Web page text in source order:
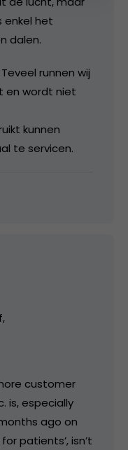
enkel het
dalen.
runnen wij
en wordt niet
kunnen
te servicen.
customer
is, especially
ago on
patients’, isn’t